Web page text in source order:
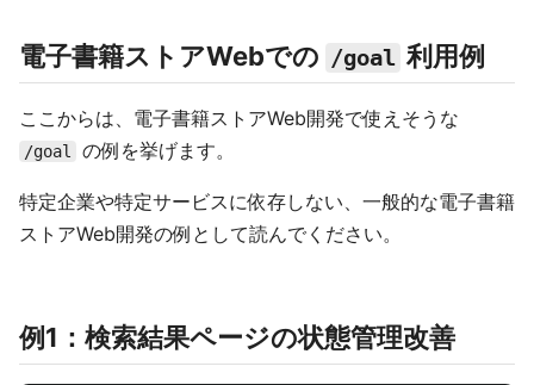
電子書籍ストアWebでの /goal 利用例
ここからは、電子書籍ストアWeb開発で使えそうな
/goal の例を挙げます。
特定企業や特定サービスに依存しない、一般的な電子書籍
ストアWeb開発の例として読んでください。
例1：検索結果ページの状態管理改善